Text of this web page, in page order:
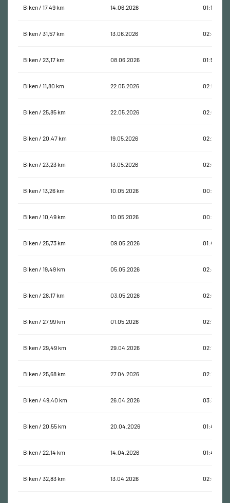
Biken / 17,49 km 14.06.2026 01:10:31
Biken / 31,57 km 13.06.2026 02:46:05
Biken / 23,17 km 08.06.2026 01:53:24
Biken / 11,80 km 22.05.2026 02:50:13
Biken / 25,85 km 22.05.2026 02:04:51
Biken / 20,47 km 19.05.2026 02:21:46
Biken / 23,23 km 13.05.2026 02:03:14
Biken / 13,26 km 10.05.2026 00:54:02
Biken / 10,49 km 10.05.2026 00:44:05
Biken / 25,73 km 09.05.2026 01:40:25
Biken / 19,49 km 05.05.2026 02:49:50
Biken / 28,17 km 03.05.2026 02:08:05
Biken / 27,99 km 01.05.2026 02:15:22
Biken / 29,49 km 29.04.2026 02:17:40
Biken / 25,68 km 27.04.2026 02:17:38
Biken / 49,40 km 26.04.2026 03:38:29
Biken / 20,55 km 20.04.2026 01:45:55
Biken / 22,14 km 14.04.2026 01:49:00
Biken / 32,83 km 13.04.2026 02:04:06